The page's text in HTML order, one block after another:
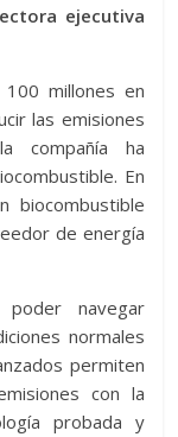
ejecutiva
millones en
las emisiones
compañía ha
En
biocombustible
de energía
navegar
normales
permiten
con la
probada y